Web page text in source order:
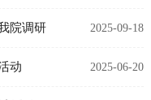
2025-09-18
院调研
2025-06-20
动